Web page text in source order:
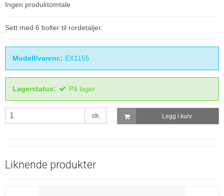
Ingen produktomtale
Sett med 6 bolter til rordetaljer.
Modell/varenr.: EX1155
Lagerstatus: På lager
stk. Legg i kurv
Liknende produkter